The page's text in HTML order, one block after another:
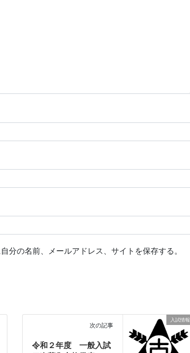
分の名前、メールアドレス、サイトを保存する。
入試情報
次の記事
令和２年度 一般入試